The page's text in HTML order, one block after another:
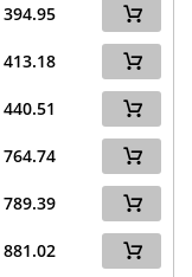
394.95
413.18
440.51